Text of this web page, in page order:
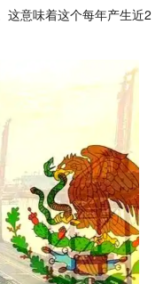
这意味着这个每年产生近2